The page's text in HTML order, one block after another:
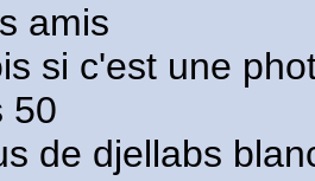
amis
si c'est une
50
de djellabs